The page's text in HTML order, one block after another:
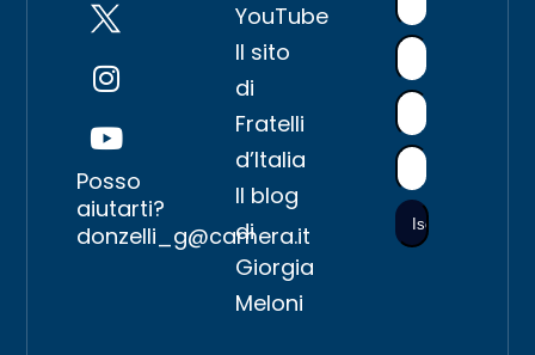
Posso
aiutarti?
donzelli_g@camera.it
YouTube
Il sito
di
Fratelli
d’Italia
Il blog
di
Giorgia
Meloni